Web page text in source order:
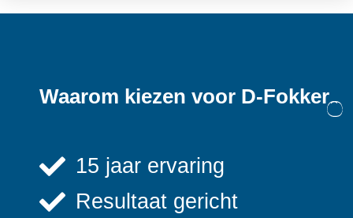
Waarom kiezen voor D-Fokker
15 jaar ervaring
Resultaat gericht